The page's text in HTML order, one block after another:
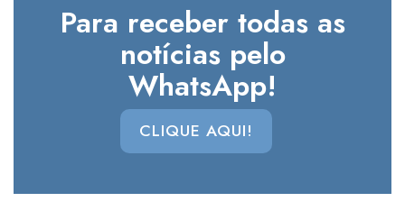
Para receber todas as
notícias pelo
WhatsApp!
CLIQUE AQUI!